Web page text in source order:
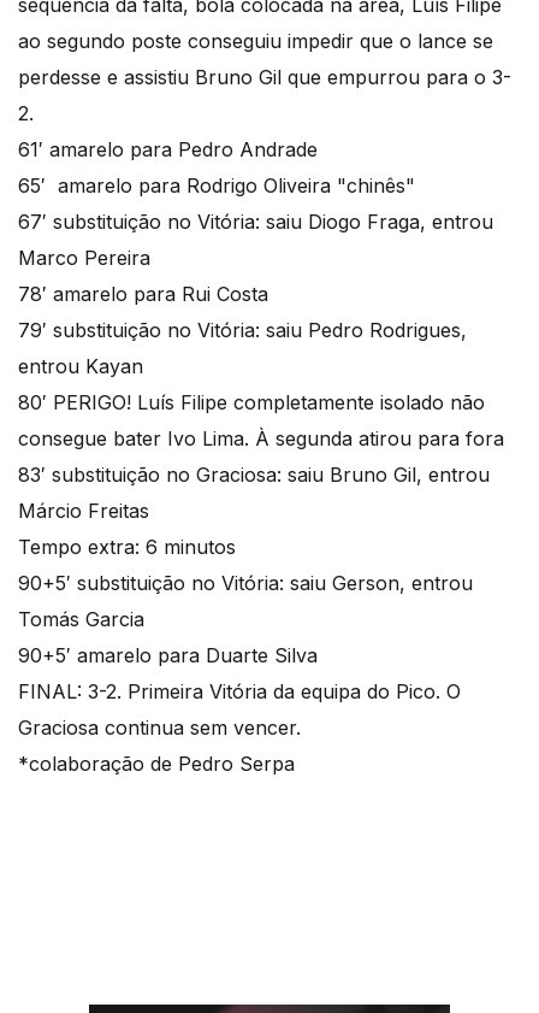
sequência da falta, bola colocada na área, Luís Filipe
ao segundo poste conseguiu impedir que o lance se
perdesse e assistiu Bruno Gil que empurrou para o 3-
2.
61′ amarelo para Pedro Andrade
65′ amarelo para Rodrigo Oliveira "chinês"
67′ substituição no Vitória: saiu Diogo Fraga, entrou
Marco Pereira
78′ amarelo para Rui Costa
79′ substituição no Vitória: saiu Pedro Rodrigues,
entrou Kayan
80′ PERIGO! Luís Filipe completamente isolado não
consegue bater Ivo Lima. À segunda atirou para fora
83′ substituição no Graciosa: saiu Bruno Gil, entrou
Márcio Freitas
Tempo extra: 6 minutos
90+5′ substituição no Vitória: saiu Gerson, entrou
Tomás Garcia
90+5′ amarelo para Duarte Silva
FINAL: 3-2. Primeira Vitória da equipa do Pico. O
Graciosa continua sem vencer.
*colaboração de Pedro Serpa